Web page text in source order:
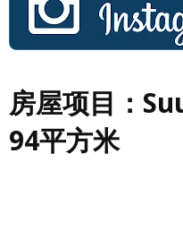
房屋项目：
94平方米